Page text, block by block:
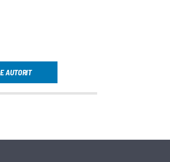
AUTORIT